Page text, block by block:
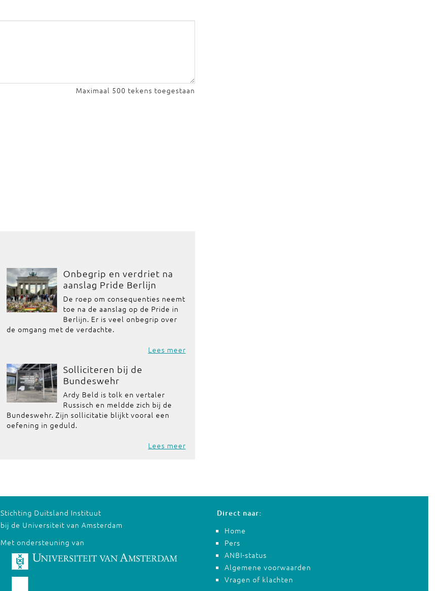
Maximaal 500 tekens toegestaan
Onbegrip en verdriet na
aanslag Pride Berlijn
De roep om consequenties neemt
toe na de aanslag op de Pride in
Berlijn. Er is veel onbegrip over
de omgang met de verdachte.
Lees meer
Solliciteren bij de
Bundeswehr
Ardy Beld is tolk en vertaler
Russisch en meldde zich bij de
Bundeswehr. Zijn sollicitatie blijkt vooral een
oefening in geduld.
Lees meer
Stichting Duitsland Instituut
bij de Universiteit van Amsterdam
Met ondersteuning van
Direct naar:
Home
Pers
ANBI-status
Algemene voorwaarden
Vragen of klachten